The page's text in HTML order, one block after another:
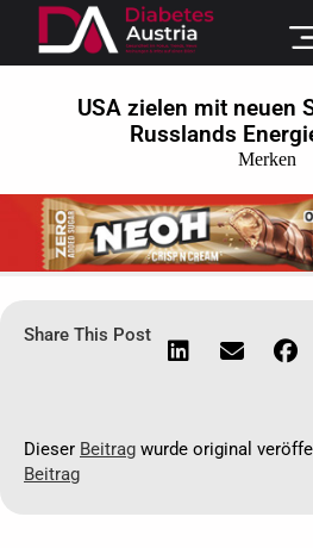
USA zielen mit neuen
Russlands
Merken
Share This Post
Dieser Beitrag wurde original
Beitrag